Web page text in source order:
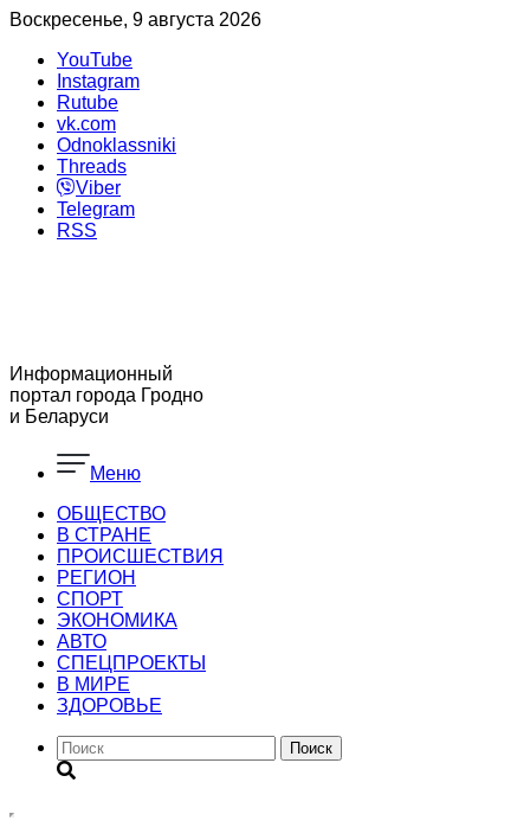
Воскресенье, 9 августа 2026
YouTube
Instagram
Rutube
vk.com
Odnoklassniki
Threads
Viber
Telegram
RSS
Информационный
портал города Гродно
и Беларуси
Меню
ОБЩЕСТВО
В СТРАНЕ
ПРОИСШЕСТВИЯ
РЕГИОН
CПОРТ
ЭКОНОМИКА
АВТО
СПЕЦПРОЕКТЫ
В МИРЕ
ЗДОРОВЬЕ
Поиск